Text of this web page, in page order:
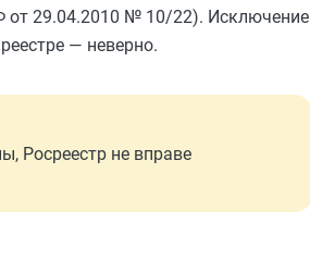
от 29.04.2010 № 10/22). Исключение
— неверно.
Росреестр не вправе